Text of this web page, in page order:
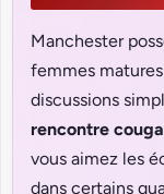
Manchester
femmes
discussions
rencontre
vous aimez les
dans certains